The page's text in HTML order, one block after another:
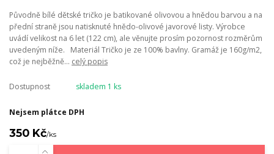
Původně bílé dětské tričko je batikované olivovou a hnědou barvou a na
přední straně jsou natisknuté hnědo-olivové javorové listy. Výrobce
uvádí velikost na 6 let (122 cm), ale věnujte prosím pozornost rozměrům
uvedeným níže. Materiál Tričko je ze 100% bavlny. Gramáž je 160g/m2,
což je nejběžně... celý popis
Dostupnost skladem 1 ks
Nejsem plátce DPH
350 Kč/ks